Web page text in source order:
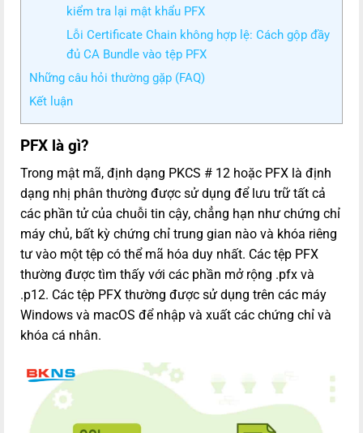
kiểm tra lại mật khẩu PFX
Lỗi Certificate Chain không hợp lệ: Cách gộp đầy
đủ CA Bundle vào tệp PFX
Những câu hỏi thường gặp (FAQ)
Kết luận
PFX là gì?
Trong mật mã, định dạng PKCS # 12 hoặc PFX là định
dạng nhị phân thường được sử dụng để lưu trữ tất cả
các phần tử của chuỗi tin cậy, chẳng hạn như chứng chỉ
máy chủ, bất kỳ chứng chỉ trung gian nào và khóa riêng
tư vào một tệp có thể mã hóa duy nhất. Các tệp PFX
thường được tìm thấy với các phần mở rộng .pfx và
.p12. Các tệp PFX thường được sử dụng trên các máy
Windows và macOS để nhập và xuất các chứng chỉ và
khóa cá nhân.